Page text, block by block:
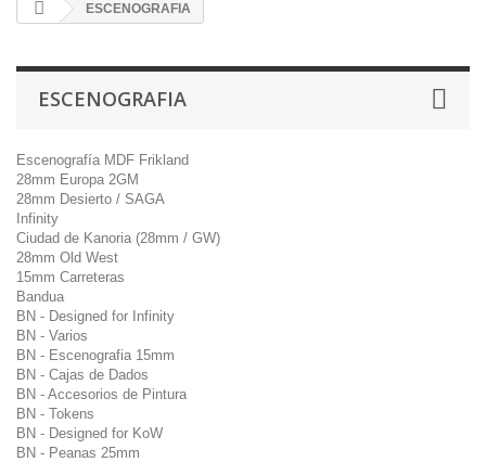
ESCENOGRAFIA
ESCENOGRAFIA
Escenografía MDF Frikland
28mm Europa 2GM
28mm Desierto / SAGA
Infinity
Ciudad de Kanoria (28mm / GW)
28mm Old West
15mm Carreteras
Bandua
BN - Designed for Infinity
BN - Varios
BN - Escenografia 15mm
BN - Cajas de Dados
BN - Accesorios de Pintura
BN - Tokens
BN - Designed for KoW
BN - Peanas 25mm